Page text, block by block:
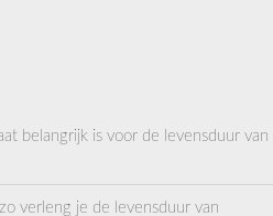
belangrijk is voor de levensduur van
verleng je de levensduur van